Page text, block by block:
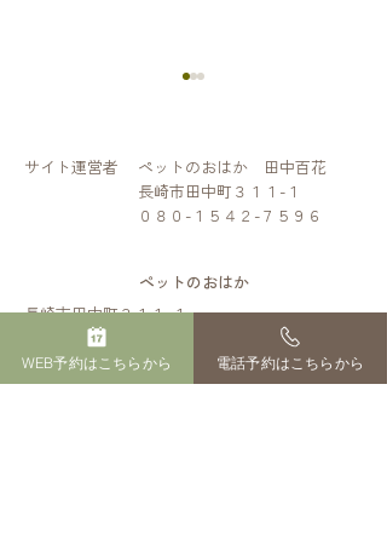
臨終の際にしてあげて欲
しいこと
サイト運営者
ペットのおはか 田中百花
長崎市田中町３１１-１
０８０-１５４２-７５９６
ペットのおはか​
長崎市田中町３１１-１
「受付」「火葬場」までの交通目安
・長崎市中心部（長崎駅・浜町）から約15分
・西彼杵郡（時津町から 約25分／
WEB予約はこちらから 電話予約はこちらから